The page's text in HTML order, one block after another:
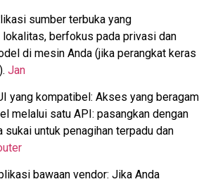
sumber terbuka yang
lokalitas, berfokus pada privasi dan
di mesin Anda (jika perangkat keras
Jan
yang kompatibel: Akses yang beragam
melalui satu API: pasangkan dengan
sukai untuk penagihan terpadu dan
bawaan vendor: Jika Anda